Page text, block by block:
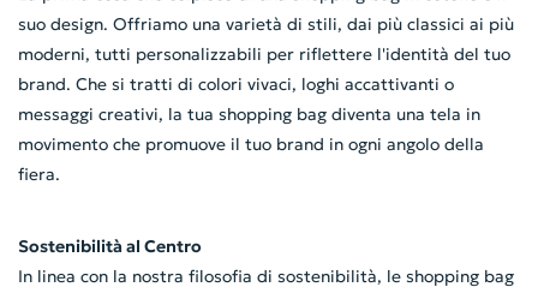
suo design. Offriamo una varietà di stili, dai più classici ai più
moderni, tutti personalizzabili per riflettere l'identità del tuo
brand. Che si tratti di colori vivaci, loghi accattivanti o
messaggi creativi, la tua shopping bag diventa una tela in
movimento che promuove il tuo brand in ogni angolo della
fiera.
Sostenibilità al Centro
In linea con la nostra filosofia di sostenibilità, le shopping bag